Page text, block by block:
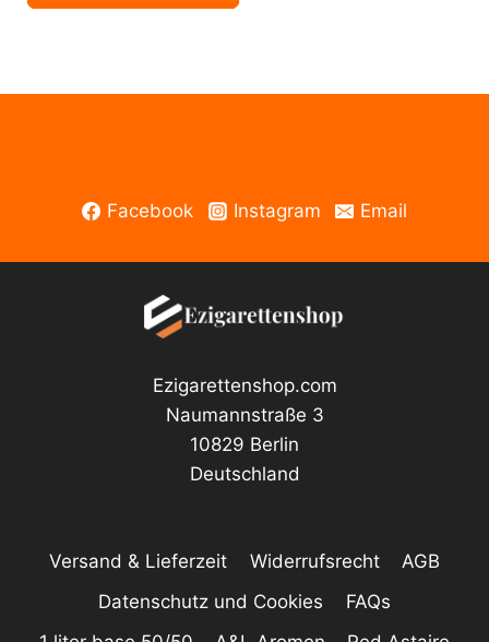
Nikotin
Facebook Instagram Email
Ezigarettenshop.com
Naumannstraße 3
10829 Berlin
Deutschland
Versand & Lieferzeit Widerrufsrecht
AGB
Datenschutz und Cookies
FAQs